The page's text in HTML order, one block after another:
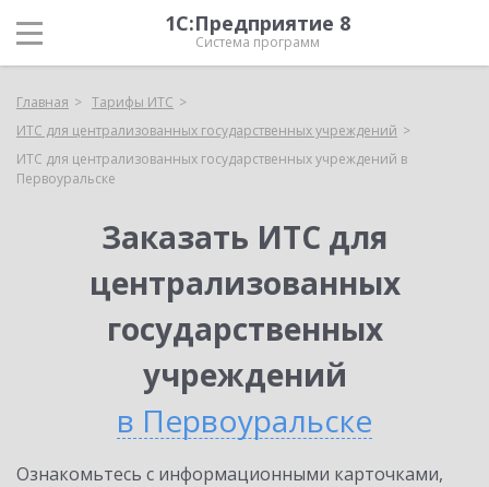
1С:Предприятие 8
Система программ
Главная
Тарифы ИТС
ИТС для централизованных государственных учреждений
ИТС для централизованных государственных учреждений в
Первоуральске
Заказать ИТС для
централизованных
государственных
учреждений
в Первоуральске
Ознакомьтесь с информационными карточками,